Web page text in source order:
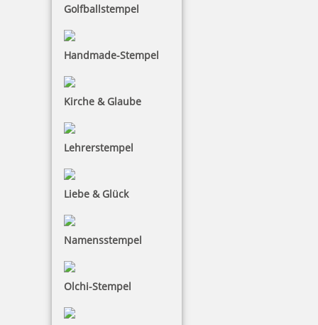
Golfballstempel
Handmade-Stempel
Kirche & Glaube
Lehrerstempel
Liebe & Glück
Namensstempel
Olchi-Stempel